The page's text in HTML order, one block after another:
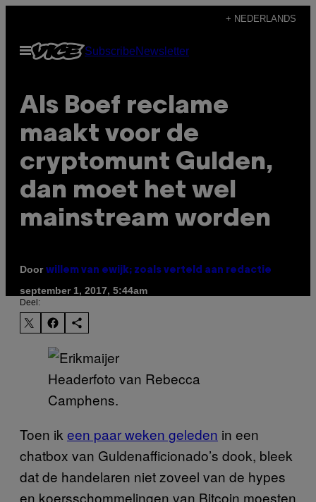
de
+ NEDERLANDS
Open
menu
SubscribeNewsletter
Als Boef reclame
maakt voor de
cryptomunt Gulden,
dan moet het wel
mainstream worden
Door willem van ewijk; zoals verteld aan redactie
september 1, 2017, 5:44am
Deel:
Headerfoto van Rebecca
Camphens.
Toen ik een paar weken geleden in een
chatbox van Guldenafficionado’s dook, bleek
dat de handelaren niet zoveel van de hypes
en koersschommelingen van Bitcoin moesten